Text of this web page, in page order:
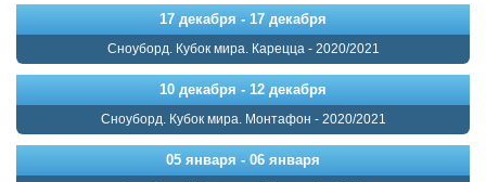
17 декабря - 17 декабря
Сноуборд. Кубок мира. Карецца - 2020/2021
10 декабря - 12 декабря
Сноуборд. Кубок мира. Монтафон - 2020/2021
05 января - 06 января